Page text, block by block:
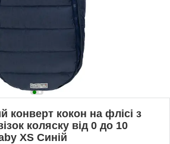
конверт кокон на флісі з
коляску від 0 до 10
XS Синій